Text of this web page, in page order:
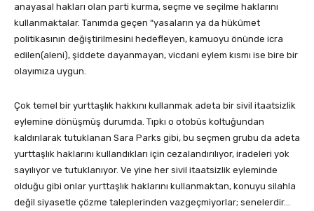
anayasal hakları olan parti kurma, seçme ve seçilme haklarını
kullanmaktalar. Tanımda geçen “yasaların ya da hükûmet
politikasının değiştirilmesini hedefleyen, kamuoyu önünde icra
edilen(aleni), şiddete dayanmayan, vicdani eylem kısmı ise bire bir
olayımıza uygun.
Çok temel bir yurttaşlık hakkını kullanmak adeta bir sivil itaatsizlik
eylemine dönüşmüş durumda. Tıpkı o otobüs koltuğundan
kaldırılarak tutuklanan Sara Parks gibi, bu seçmen grubu da adeta
yurttaşlık haklarını kullandıkları için cezalandırılıyor, iradeleri yok
sayılıyor ve tutuklanıyor. Ve yine her sivil itaatsizlik eyleminde
olduğu gibi onlar yurttaşlık haklarını kullanmaktan, konuyu silahla
değil siyasetle çözme taleplerinden vazgeçmiyorlar; senelerdir…